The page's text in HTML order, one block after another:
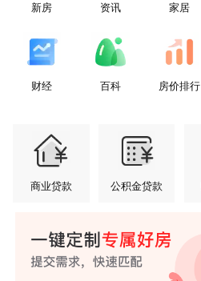
新房 资讯 家居
财经 百科 房价排行
商业贷款 公积金贷款